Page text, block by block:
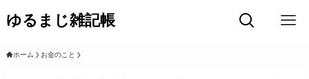
ゆるまじ雑記帳
ホーム お金のこと